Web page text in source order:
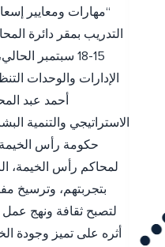
“مهارات ومعايير
الإدارات والوحدات
أحمد عبد
الاستراتيجي والتنمية
حكومة رأس
لمحاكم رأس الخيمة،
بتجربتهم، وترسيخ
لتصبح ثقافة ونهج
أثره على تميز وجودة